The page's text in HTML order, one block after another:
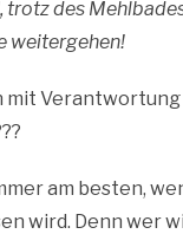
trotz des
weitergehen!
mit Verantwortung
am besten,
wird. Denn wer